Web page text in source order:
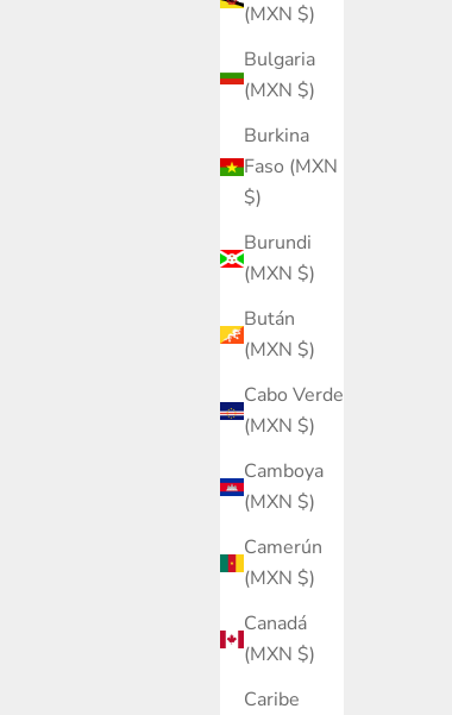
(MXN $)
Bulgaria
(MXN $)
Burkina
Faso (MXN
$)
Burundi
(MXN $)
Bután
(MXN $)
Cabo Verde
(MXN $)
Camboya
(MXN $)
Camerún
(MXN $)
Canadá
(MXN $)
Caribe